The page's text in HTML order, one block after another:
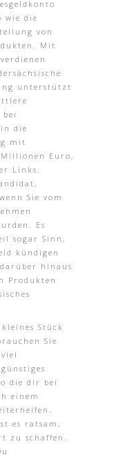
wie die
von
Mit
unterstützt
die
mit
Euro,
Links.
Sie vom
Es
sogar Sinn,
kündigen
hinaus
Produkten
Stück
Sie
die dir bei
einem
es ratsam,
zu schaffen.